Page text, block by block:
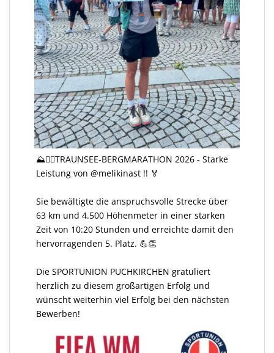
⛰️🏃‍♀️TRAUNSEE-BERGMARATHON 2026 - Starke
Leistung von @melikinast !! 🏅
Sie bewältigte die anspruchsvolle Strecke über
63 km und 4.500 Höhenmeter in einer starken
Zeit von 10:20 Stunden und erreichte damit den
hervorragenden 5. Platz. 💪👏
Die SPORTUNION PUCHKIRCHEN gratuliert
herzlich zu diesem großartigen Erfolg und
wünscht weiterhin viel Erfolg bei den nächsten
Bewerben!